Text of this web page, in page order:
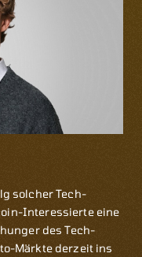
solcher Tech-
Interessierte eine
des Tech-
Märkte derzeit ins